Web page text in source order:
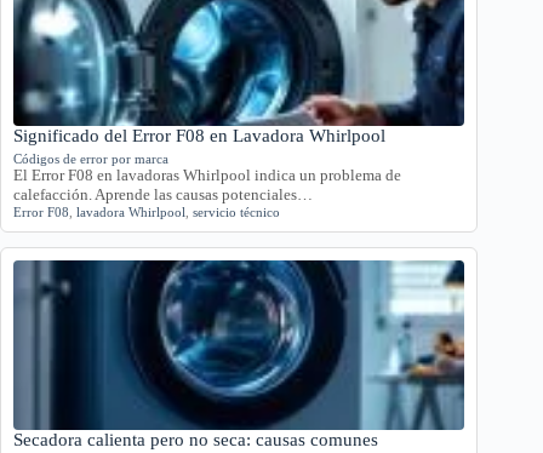
Significado del Error F08 en Lavadora Whirlpool
Códigos de error por marca
El Error F08 en lavadoras Whirlpool indica un problema de
calefacción. Aprende las causas potenciales…
Error F08 lavadora Whirlpool servicio técnico
Secadora calienta pero no seca: causas comunes